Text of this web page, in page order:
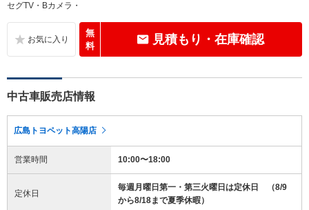
セグTV・Bカメラ・
無
料
見積もり・在庫確認
中古車販売店情報
広島トヨペット高陽店
営業時間 10:00〜18:00
定休日
毎週月曜日第一・第三火曜日は定休日 （8/9
から8/18まで夏季休暇）